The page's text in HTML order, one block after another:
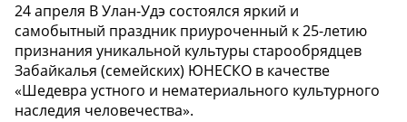
24 апреля В Улан-Удэ состоялся яркий и
самобытный праздник приуроченный к 25-летию
признания уникальной культуры старообрядцев
Забайкалья (семейских) ЮНЕСКО в качестве
«Шедевра устного и нематериального культурного
наследия человечества».